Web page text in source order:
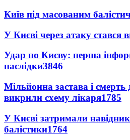
Київ під масованим
У Києві через атаку стався
Удар по Києву: перша
наслідки3846
Мільйонна застава і смерть
викрили схему лікаря1785
У Києві затримали
балістики1764